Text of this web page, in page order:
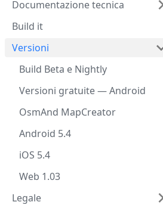
Documentazione tecnica
Build it
Versioni
Build Beta e Nightly
Versioni gratuite — Android
OsmAnd MapCreator
Android 5.4
iOS 5.4
Web 1.03
Legale